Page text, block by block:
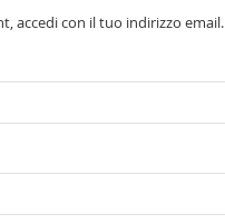
accedi con il tuo indirizzo email.